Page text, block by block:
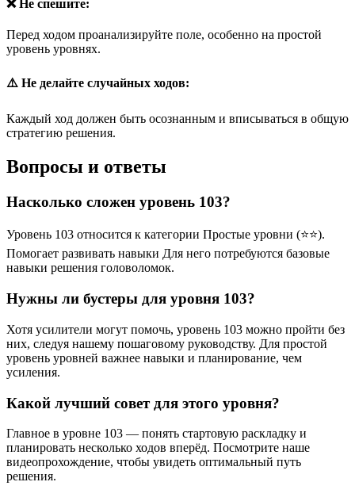
❌ Не спешите:
Перед ходом проанализируйте поле, особенно на простой
уровень уровнях.
⚠️ Не делайте случайных ходов:
Каждый ход должен быть осознанным и вписываться в общую
стратегию решения.
Вопросы и ответы
Насколько сложен уровень 103?
Уровень 103 относится к категории Простые уровни (⭐⭐).
Помогает развивать навыки Для него потребуются базовые
навыки решения головоломок.
Нужны ли бустеры для уровня 103?
Хотя усилители могут помочь, уровень 103 можно пройти без
них, следуя нашему пошаговому руководству. Для простой
уровень уровней важнее навыки и планирование, чем
усиления.
Какой лучший совет для этого уровня?
Главное в уровне 103 — понять стартовую раскладку и
планировать несколько ходов вперёд. Посмотрите наше
видеопрохождение, чтобы увидеть оптимальный путь
решения.